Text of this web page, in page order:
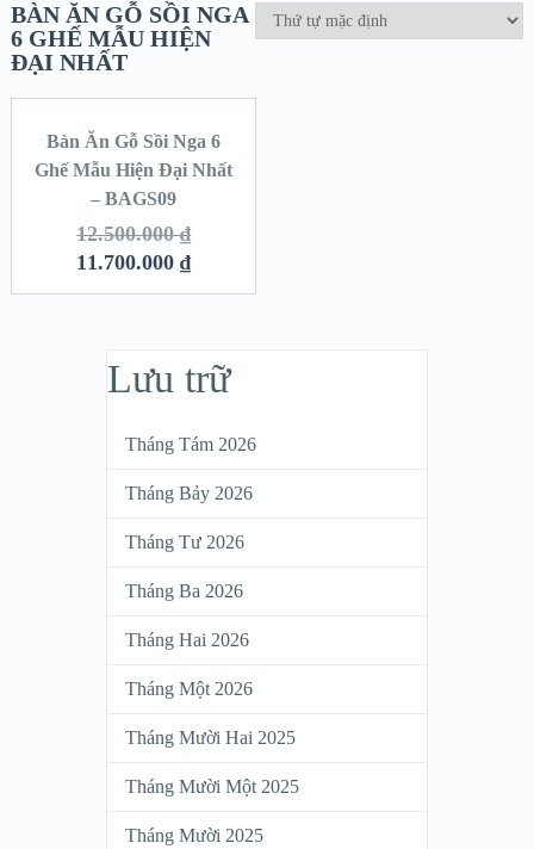
BÀN ĂN GỖ SỒI NGA
6 GHẾ MẪU HIỆN
ĐẠI NHẤT
SALE!
Bàn Ăn Gỗ Sồi Nga 6
Ghế Mẫu Hiện Đại Nhất
– BAGS09
12.500.000₫
11.700.000₫
Lưu trữ
Tháng Tám 2026
Tháng Bảy 2026
Tháng Tư 2026
Tháng Ba 2026
Tháng Hai 2026
Tháng Một 2026
Tháng Mười Hai 2025
Tháng Mười Một 2025
Tháng Mười 2025